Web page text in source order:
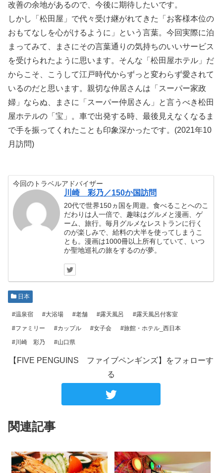
改善の余地があるので、今後に期待したいです。
しかし「松田屋」で代々受け継がれてきた「お客様本位の
おもてなしを心がけるように」という言葉。今回実際に泊
まってみて、まさにその言葉通りの気持ちのいいサービス
を受けられたように思います。そんな「松田屋ホテル」だ
からこそ、こうして江戸時代からずっと変わらず愛されて
いるのだと思います。親切な仲居さんは「スーパー家政
婦」ならぬ、まさに「スーパー仲居さん」と言うべき松田
屋ホテルの「宝」。車で出発する時、最後見えなくなるま
で手を振ってくれたことも印象深かったです。(2021年10
月訪問)
今回のトラベルアドバイザー
川崎 彩乃／150か国訪問
20代で世界150ヵ国を周遊。食べることへのこ
だわりは人一倍で、趣味はグルメと漫画、ゲ
ーム、旅行。毎月グルメなレストランに行く
のが楽しみで、給料の大半を使ってしまうこ
とも。漫画は1000冊以上所有していて、いつ
か聖地巡礼の旅をするのが夢。
日本
#温泉宿 #大浴場 #老舗 #露天風呂
#露天風呂付客室
#ファミリー
#カップル #女子会
#旅館・ホテル_西日本
#川崎 彩乃
#山口県
【FIVE PENGUINS ファイブペンギンズ】をフォローす
る
関連記事